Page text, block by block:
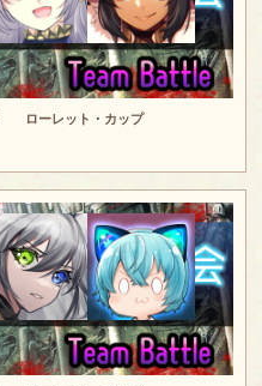
ローレット・カップ